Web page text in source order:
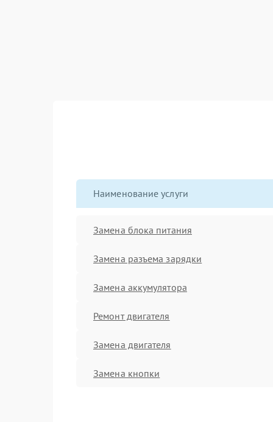
Наименование услуги
Замена блока питания
Замена разъема зарядки
Замена аккумулятора
Ремонт двигателя
Замена двигателя
Замена кнопки